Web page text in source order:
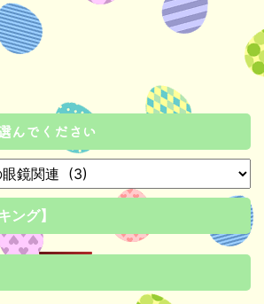
んでください
ング】